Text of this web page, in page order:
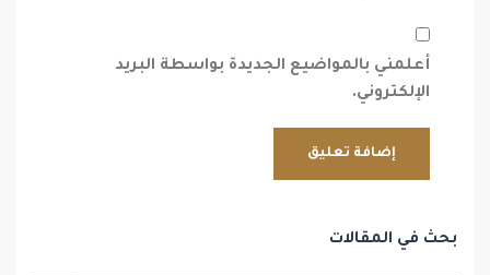
أعلمني بالمواضيع الجديدة بواسطة البريد
الإلكتروني.
بحث في المقالات